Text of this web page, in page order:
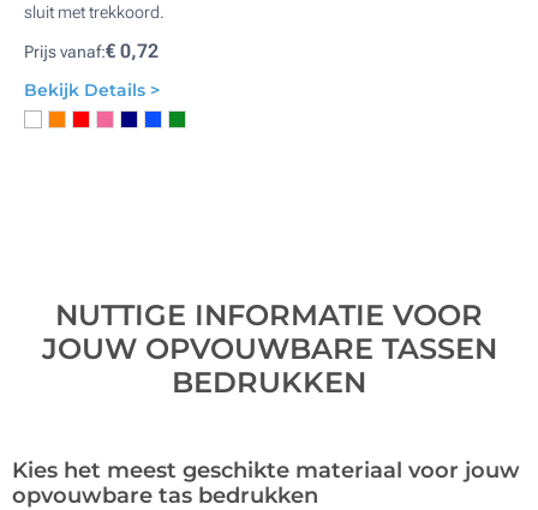
sluit met trekkoord.
Prijs vanaf:€ 0,72
Bekijk Details >
NUTTIGE INFORMATIE VOOR
JOUW OPVOUWBARE TASSEN
BEDRUKKEN
Kies het meest geschikte materiaal voor jouw
opvouwbare tas bedrukken